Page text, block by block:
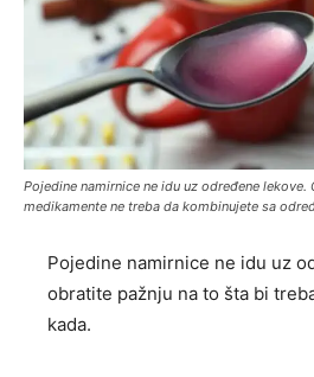
Pojedine namirnice ne idu uz određene
medikamente ne treba da kombinujete sa
Pojedine namirnice ne idu uz
obratite pažnju na to šta bi
kada.